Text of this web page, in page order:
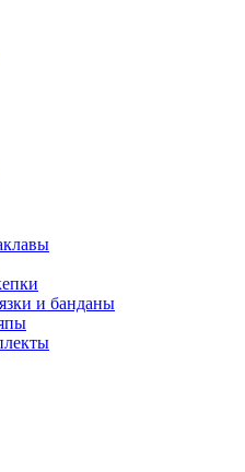
и банданы